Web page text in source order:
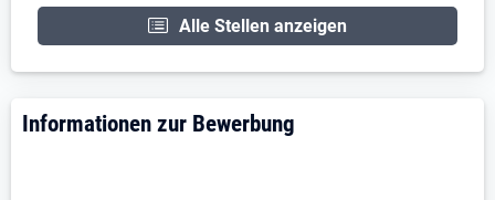
Näheres über uns finden Sie unter:
Alle Stellen anzeigen
Informationen zur Bewerbung